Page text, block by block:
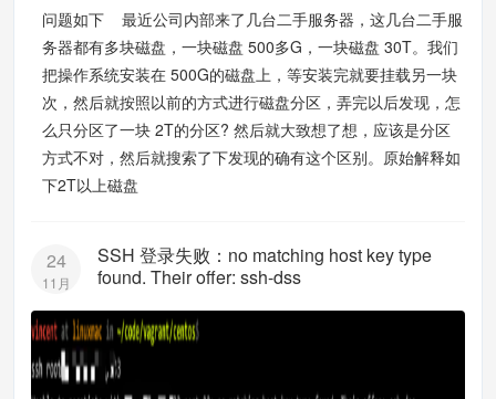
问题如下 最近公司内部来了几台二手服务器，这几台二手服
务器都有多块磁盘，一块磁盘 500多G，一块磁盘 30T。我们
把操作系统安装在 500G的磁盘上，等安装完就要挂载另一块
次，然后就按照以前的方式进行磁盘分区，弄完以后发现，怎
么只分区了一块 2T的分区? 然后就大致想了想，应该是分区
方式不对，然后就搜索了下发现的确有这个区别。原始解释如
下2T以上磁盘
24
11月
SSH 登录失败：no matching host key type
found. Their offer: ssh-dss